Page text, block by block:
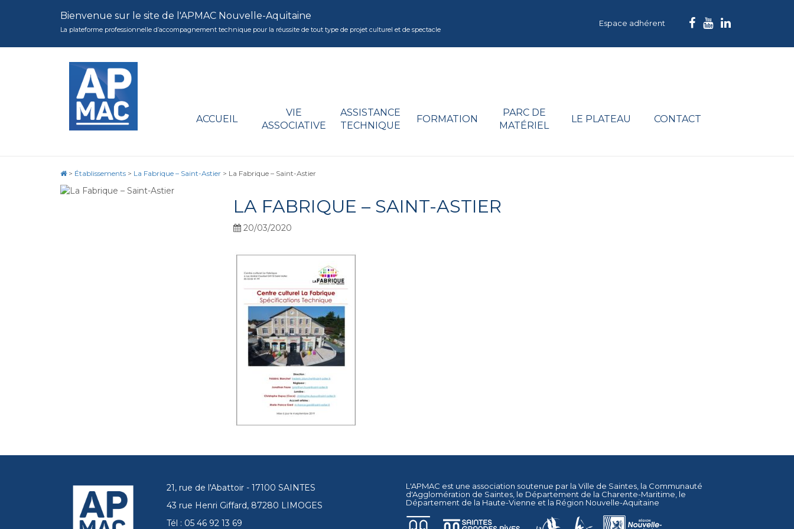
Bienvenue sur le site de l'APMAC Nouvelle-Aquitaine
La plateforme professionnelle d’accompagnement technique pour la réussite de tout type de projet culturel et de spectacle
Espace adhérent
ACCUEIL
VIE
ASSOCIATIVE
ASSISTANCE
TECHNIQUE
FORMATION
PARC DE
MATÉRIEL
LE PLATEAU CONTACT
> Établissements > La Fabrique – Saint-Astier > La Fabrique – Saint-Astier
LA FABRIQUE – SAINT-ASTIER
20/03/2020
21, rue de l'Abattoir - 17100 SAINTES
43 rue Henri Giffard, 87280 LIMOGES
Tél : 05 46 92 13 69
L'APMAC est une association soutenue par la Ville de Saintes , la Communauté
d'Agglomération de Saintes , le Département de la Charente-Maritime , le
Département de la Haute-Vienne et la Région Nouvelle-Aquitaine